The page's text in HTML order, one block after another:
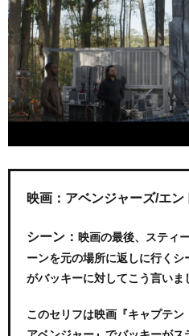
映画：アベンジャーズ/エン
シーン： 映画の最後、スティ
ーンを元の場所に返しに行く
がバッキーに対してこう言いま
このセリフは映画『キャプテン